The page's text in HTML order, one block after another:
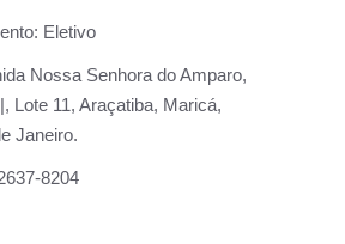
Eletivo
Nossa Senhora do Amparo,
Lote 11, Araçatiba, Maricá,
Janeiro.
8204